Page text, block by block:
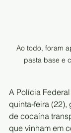
Ao todo, foram
pasta base e
A Polícia
quinta-feira
de cocaína
que vinham em